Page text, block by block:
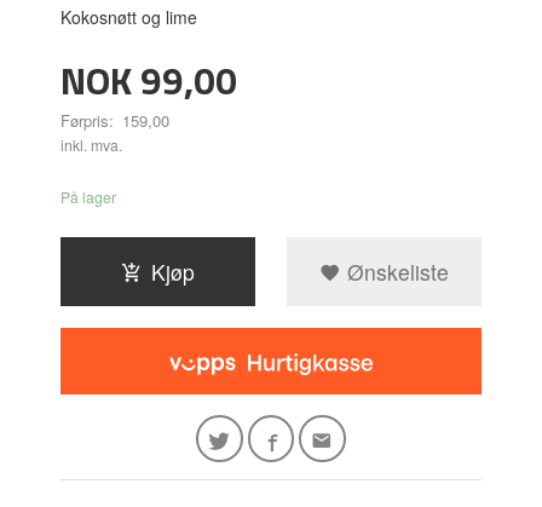
Kokosnøtt og lime
Tilbud
NOK99,00
Førpris: 159,00
Rabatt
inkl. mva.
På lager
Kjøp Ønskeliste